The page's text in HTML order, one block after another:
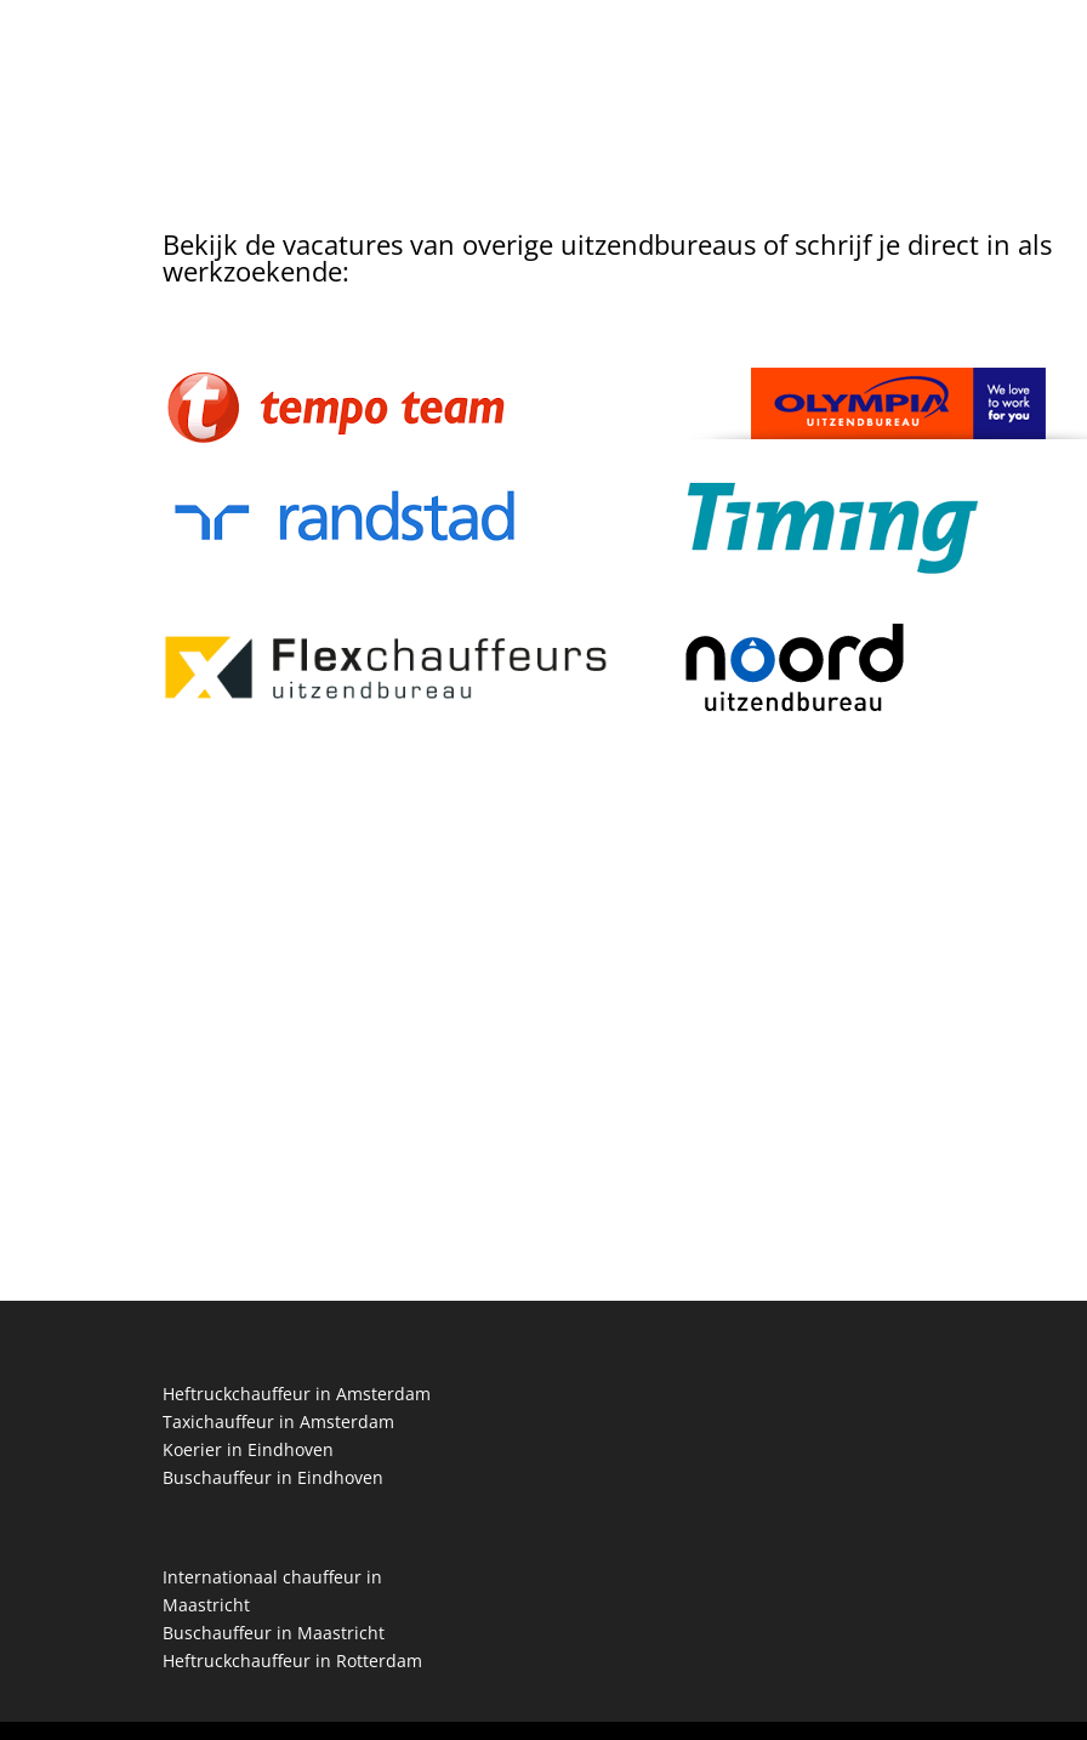
Bekijk de vacatures van overige uitzendbureaus of schrijf je direct in als
werkzoekende:
Heftruckchauffeur in Amsterdam
Taxichauffeur in Amsterdam
Koerier in Eindhoven
Buschauffeur in Eindhoven
Internationaal chauffeur in
Maastricht
Buschauffeur in Maastricht
Heftruckchauffeur in Rotterdam